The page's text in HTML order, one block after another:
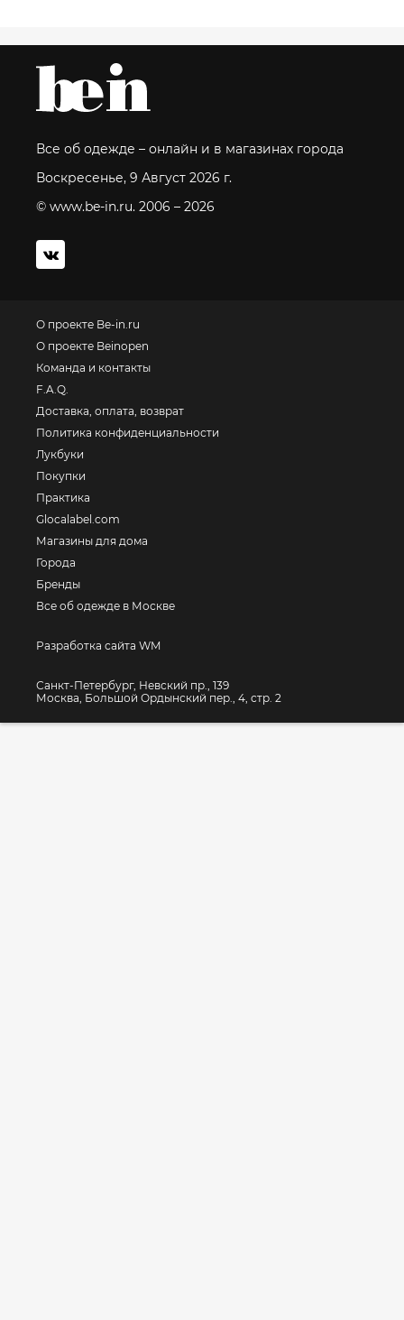
Все об одежде – онлайн и в магазинах города
Воскресенье, 9 Август 2026 г.
© www.be-in.ru. 2006 – 2026
О проекте Be-in.ru
О проекте Beinopen
Команда и контакты
F.A.Q.
Доставка, оплата, возврат
Политика конфиденциальности
Лукбуки
Покупки
Практика
Glocalabel.com
Магазины для дома
Города
Бренды
Все об одежде в Москве
Разработка сайта WM
Санкт-Петербург, Невский пр., 139
Москва, Большой Ордынский пер., 4, стр. 2